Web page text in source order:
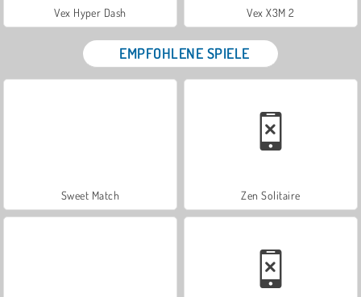
Vex Hyper Dash Vex X3M 2
EMPFOHLENE SPIELE
Sweet Match Zen Solitaire